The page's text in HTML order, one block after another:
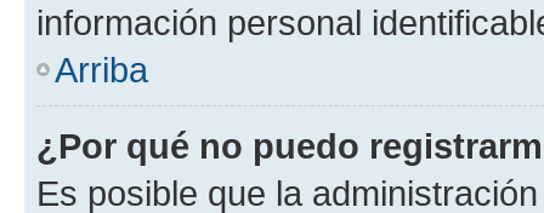
información personal
Arriba
¿Por qué no puedo
Es posible que la